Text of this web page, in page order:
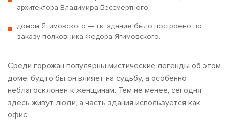
архитектора Владимира Бессмертного;
домом Ягимовского — т.к. здание было построено по
заказу полковника Федора Ягимовского.
Среди горожан популярны мистические легенды об этом
доме: будто бы он влияет на судьбу, а особенно
неблагосклонен к женщинам. Тем не менее, сегодня
здесь живут люди, а часть здания используется как
офис.